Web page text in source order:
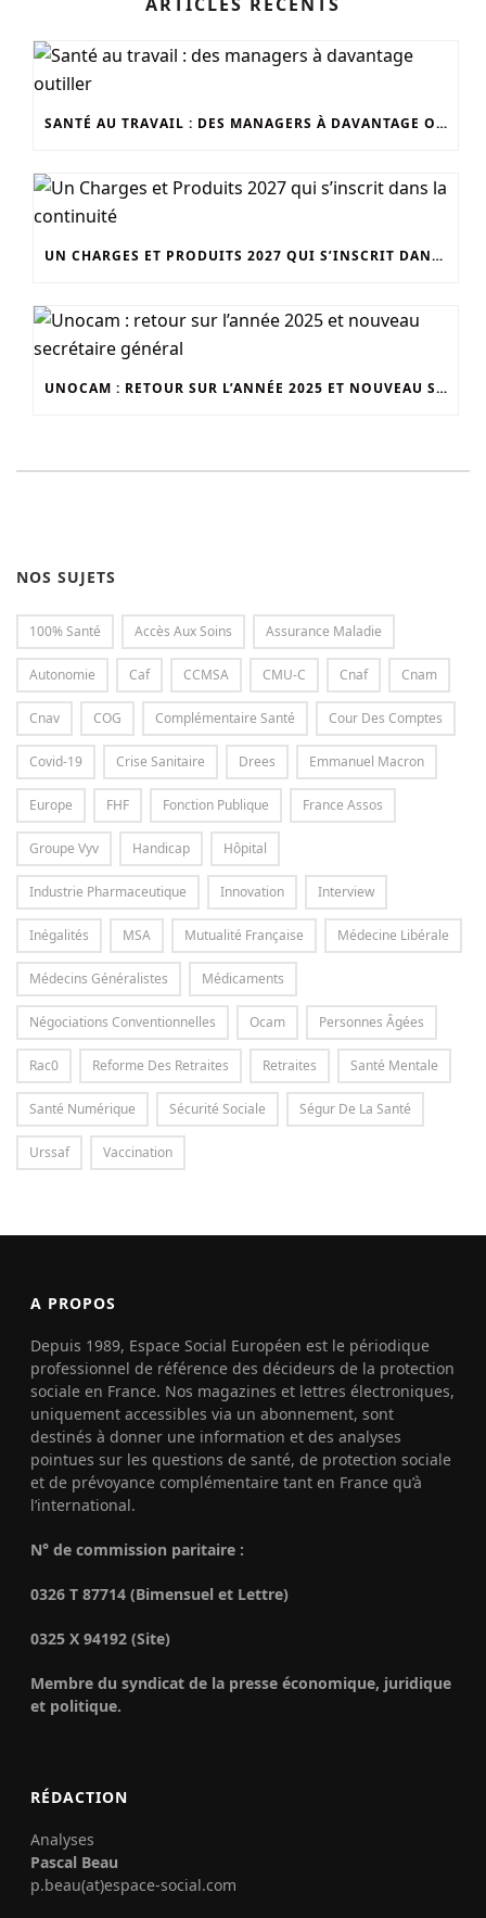
SANTÉ AU TRAVAIL : DES MANAGERS À DAVANTAGE OUTILLER
UN CHARGES ET PRODUITS 2027 QUI S’INSCRIT DANS LA CONTINUITÉ
UNOCAM : RETOUR SUR L’ANNÉE 2025 ET NOUVEAU SECRÉTAIRE GÉNÉRAL
NOS SUJETS
100% Santé Accès Aux Soins Assurance Maladie
Autonomie Caf CCMSA CMU-C Cnaf Cnam
Cnav COG Complémentaire Santé Cour Des Comptes
Covid-19 Crise Sanitaire Drees Emmanuel Macron
Europe FHF Fonction Publique France Assos
Groupe Vyv Handicap Hôpital
Industrie Pharmaceutique Innovation Interview
Inégalités MSA Mutualité Française Médecine Libérale
Médecins Généralistes Médicaments
Négociations Conventionnelles Ocam Personnes Âgées
Rac0 Reforme Des Retraites Retraites Santé Mentale
Santé Numérique Sécurité Sociale Ségur De La Santé
Urssaf Vaccination
A PROPOS
Depuis 1989, Espace Social Européen est le périodique
professionnel de référence des décideurs de la protection
sociale en France. Nos magazines et lettres électroniques,
uniquement accessibles via un abonnement, sont
destinés à donner une information et des analyses
pointues sur les questions de santé, de protection sociale
et de prévoyance complémentaire tant en France qu’à
l’international.
N° de commission paritaire :
0326 T 87714 (Bimensuel et Lettre)
0325 X 94192 (Site)
Membre du syndicat de la presse économique, juridique
et politique.
RÉDACTION
Analyses
Pascal Beau
p.beau(at)espace-social.com